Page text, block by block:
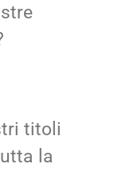
titoli
la